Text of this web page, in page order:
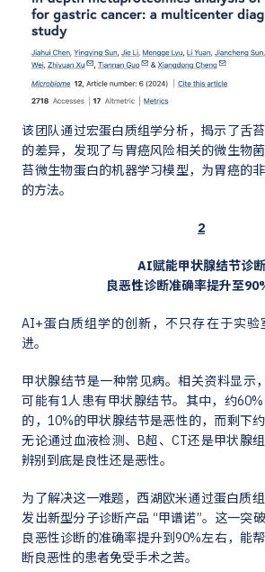
该团队通过宏蛋白质组学分析，揭示了舌
的差异，发现了与胃癌风险相关的微生物
苔微生物蛋白的机器学习模型，为胃癌的
的方法。
2
AI赋能甲状腺结节诊断
良恶性诊断准确率提升至
AI+蛋白质组学的创新，不只存在于实验
进。
甲状腺结节是一种常见病。相关资料显示
可能有1人患有甲状腺结节。其中，约
的，10%的甲状腺结节是恶性的，而剩下
无论通过血液检测、B超、CT还是甲状腺
辨别到底是良性还是恶性。
为了解决这一难题，西湖欧米通过蛋白质
发出新型分子诊断产品 “甲谱诺”。这一突
良恶性诊断的准确率提升到90%左右，能
断良恶性的患者免受手术之苦。